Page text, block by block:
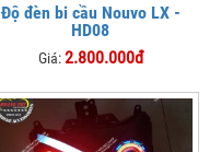
Độ đèn bi cầu Nouvo LX -
HD08
Giá:2.800.000đ